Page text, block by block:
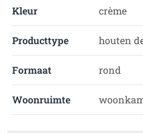
Kleur crème
Producttype houten
Formaat rond
Woonruimte